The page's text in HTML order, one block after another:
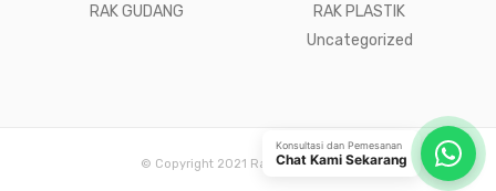
RAK GUDANG
RAK PLASTIK
Uncategorized
© Copyright 2021 Raja Rak Gudang
Konsultasi dan Pemesanan
Chat Kami Sekarang